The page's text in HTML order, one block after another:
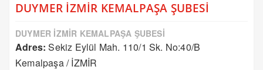
DUYMER İZMİR KEMALPAŞA ŞUBESİ
DUYMER İZMİR KEMALPAŞA ŞUBESİ
Adres: Sekiz Eylül Mah. 110/1 Sk. No:40/B
Kemalpaşa / İZMİR